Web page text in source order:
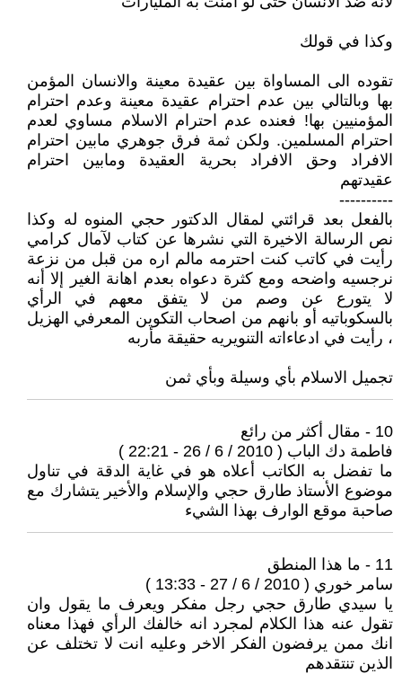
وكذا في قولك
تقوده الى المساواة بين عقيدة معينة والانسان المؤمن
بها وبالتالي بين عدم احترام عقيدة معينة وعدم احترام
المؤمنيين بها! فعنده عدم احترام الاسلام مساوي لعدم
احترام المسلمين. ولكن ثمة فرق جوهري مابين احترام
الافراد وحق الافراد بحرية العقيدة ومابين احترام
عقيدتهم
----------
بالفعل بعد قرائتي لمقال الدكتور حجي المنوه له وكذا
نص الرسالة الاخيرة التي نشرها عن كتاب لآمال كرامي
رأيت في كاتب كنت احترمه مالم اره من قبل من نزعة
نرجسيه واضحه ومع كثرة دعواه بعدم اهانة الغير إلا أنه
لا يتورع عن وصم من لا يتفق معهم في الرأي
بالسكوباتيه أو بانهم من اصحاب التكوين المعرفي الهزيل
، رأيت في ادعاءاته التنويريه حقيقة مأربه
تجميل الاسلام بأي وسيلة وبأي ثمن
10 - مقال أكثر من رائع
فاطمة دك الباب ( 2010 / 6 / 26 - 22:21 )
ما تفضل به الكاتب أعلاه هو في غاية الدقة في تناول
موضوع الأستاذ طارق حجي والإسلام والأخير يتشارك مع
صاحبة موقع الوارف بهذا الشيء
11 - ما هذا المنطق
سامر خوري ( 2010 / 6 / 27 - 13:33 )
يا سيدي طارق حجي رجل مفكر ويعرف ما يقول وان
تقول عنه هذا الكلام لمجرد انه خالفك الرأي فهذا معناه
انك ممن يرفضون الفكر الاخر وعليه انت لا تختلف عن
الذين تنتقدهم